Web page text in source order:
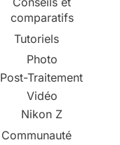
comparatifs
Tutoriels
Photo
Post-Traitement
Vidéo
Nikon Z
Communauté